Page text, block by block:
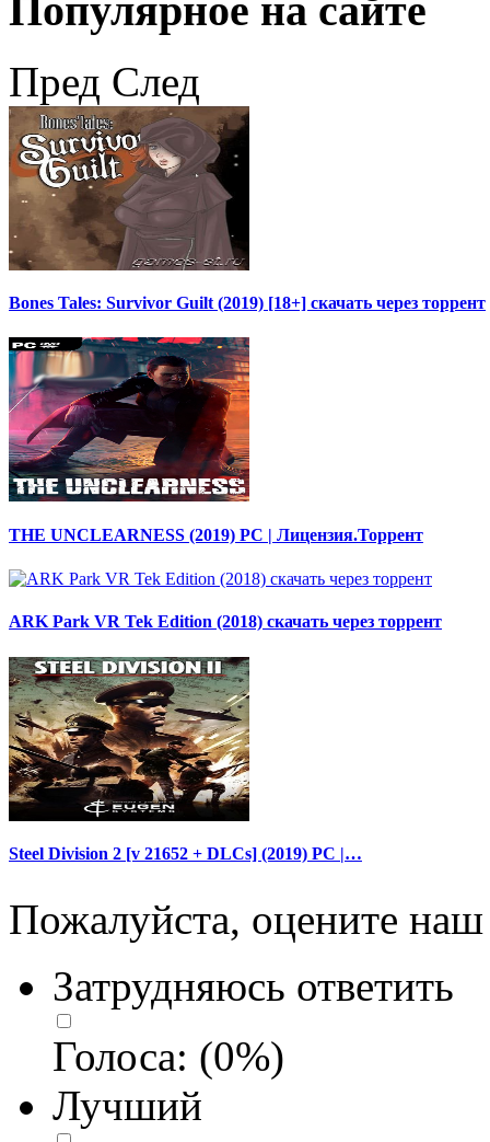
Популярное на сайте
Пред След
Bones Tales: Survivor Guilt (2019) [18+] скачать через торрент
THE UNCLEARNESS (2019) PC | Лицензия.Торрент
ARK Park VR Tek Edition (2018) скачать через торрент
Steel Division 2 [v 21652 + DLCs] (2019) PC |…
Пожалуйста, оцените наш
Затрудняюсь ответить
Голоса: (0%)
Лучший